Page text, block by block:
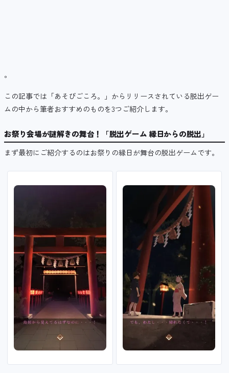
。
この記事では「あそびごころ。」からリリースされている脱出ゲー
ムの中から筆者おすすめのものを3つご紹介します。
お祭り会場が謎解きの舞台！「脱出ゲーム 縁日からの脱出」
まず最初にご紹介するのはお祭りの縁日が舞台の脱出ゲームです。